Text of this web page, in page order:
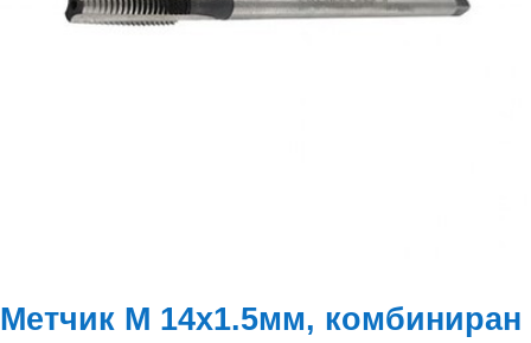
Метчик М 14х1.5мм, комбиниран